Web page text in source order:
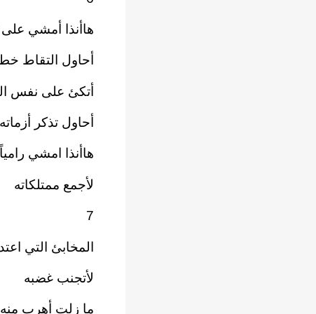
هاأنذا أمشي
أحاول التقاط
أتكئ على نفس
أحاول تذكر أزماته
هاأنذا امشي
لأجمع ممتلكاته
7
المخابئ التي
لأتجنب غضبه
ما زلت أهرب منه